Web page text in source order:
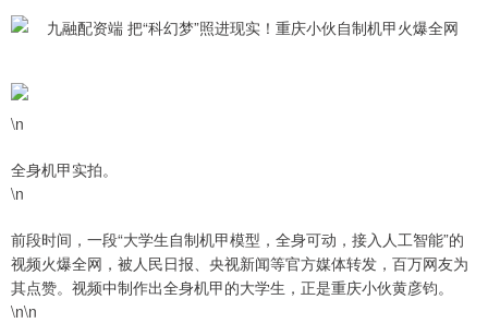
\n
全身机甲实拍。
\n
前段时间，一段“大学生自制机甲模型，全身可动，接入人工智能”的
视频火爆全网，被人民日报、央视新闻等官方媒体转发，百万网友为
其点赞。视频中制作出全身机甲的大学生，正是重庆小伙黄彦钧。
\n\n